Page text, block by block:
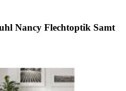
Nancy Flechtoptik Samt